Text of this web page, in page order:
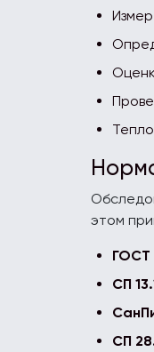
этом
ГОСТ
СП
СП